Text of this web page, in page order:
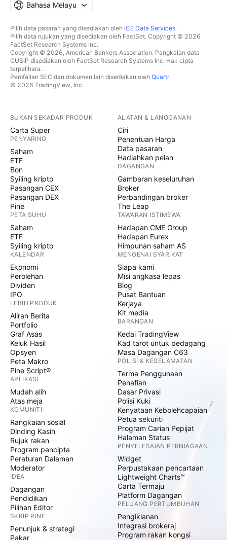
Bahasa Melayu
Pilih data pasaran yang disediakan oleh ICE Data Services.
Pilih data rujukan yang disediakan oleh FactSet. Copyright © 2026
FactSet Research Systems Inc.
Copyright © 2026, American Bankers Association. Pangkalan data
CUSIP disediakan oleh FactSet Research Systems Inc. Hak cipta
terpelihara.
Pemfailan SEC dan dokumen lain disediakan oleh Quartr.
© 2026 TradingView, Inc.
BUKAN SEKADAR PRODUK
Carta Super
PENYARING
Saham
ETF
Bon
Syiling kripto
Pasangan CEX
Pasangan DEX
Pine
PETA SUHU
Saham
ETF
Syiling kripto
KALENDAR
Ekonomi
Perolehan
Dividen
IPO
LEBIH PRODUK
Aliran Berita
Portfolio
Graf Asas
Keluk Hasil
Opsyen
Peta Makro
Pine Script®
APLIKASI
Mudah alih
Atas meja
KOMUNITI
Rangkaian sosial
Dinding Kasih
Rujuk rakan
Program pencipta
Peraturan Dalaman
Moderator
IDEA
Dagangan
Pendidikan
Pilihan Editor
SKRIP PINE
Penunjuk & strategi
Pakar
ALATAN & LANGGANAN
Ciri
Penentuan Harga
Data pasaran
Hadiahkan pelan
DAGANGAN
Gambaran keseluruhan
Broker
Perbandingan broker
The Leap
TAWARAN ISTIMEWA
Hadapan CME Group
Hadapan Eurex
Himpunan saham AS
MENGENAI SYARIKAT
Siapa kami
Misi angkasa lepas
Blog
Pusat Bantuan
Kerjaya
Kit media
BARANGAN
Kedai TradingView
Kad tarot untuk pedagang
Masa Dagangan C63
POLISI & KESELAMATAN
Terma Penggunaan
Penafian
Dasar Privasi
Polisi Kuki
Kenyataan Kebolehcapaian
Petua sekuriti
Program Carian Pepijat
Halaman Status
PENYELESAIAN PERNIAGAAN
Widget
Perpustakaan pencartaan
Lightweight Charts™
Carta Termaju
Platform Dagangan
PELUANG PERTUMBUHAN
Pengiklanan
Integrasi brokeraj
Program rakan kongsi